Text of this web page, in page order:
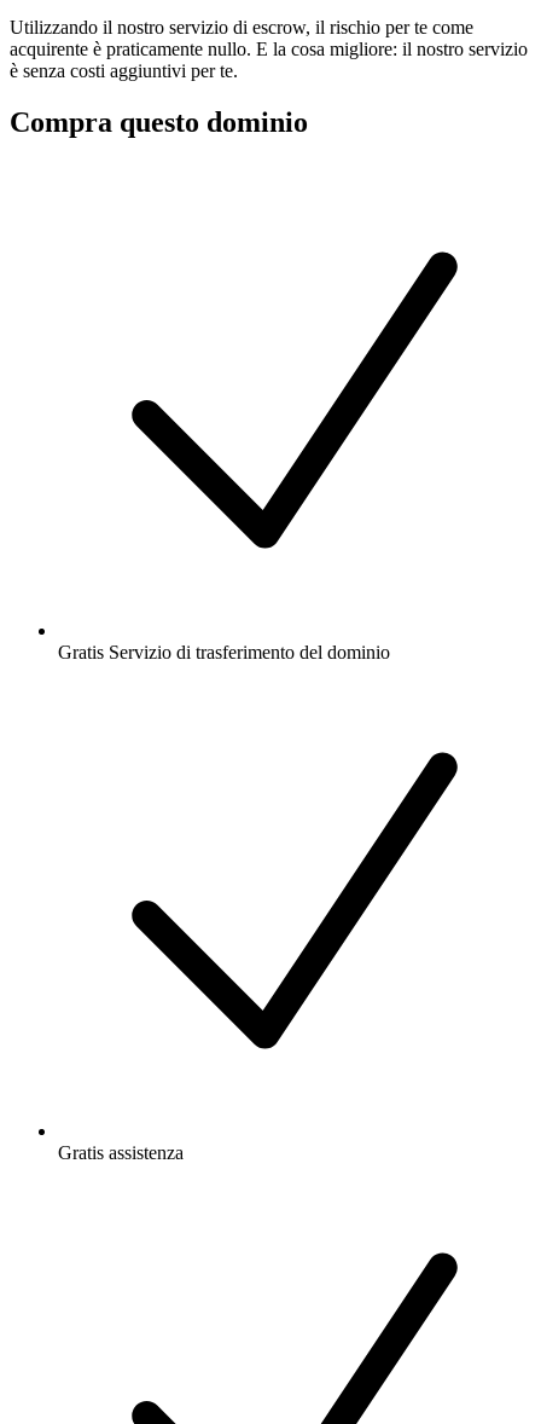
Utilizzando il nostro servizio di escrow, il rischio per te come
acquirente è praticamente nullo. E la cosa migliore: il nostro servizio
è senza costi aggiuntivi per te.
Compra questo dominio
Gratis Servizio di trasferimento del dominio
Gratis assistenza